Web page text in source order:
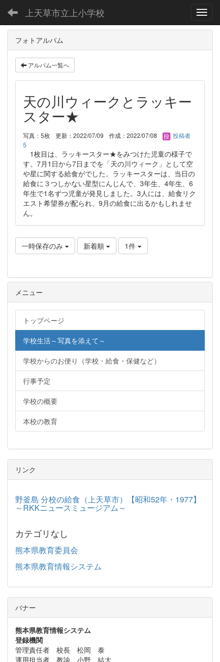
上天草市立上小学校
フォトアルバム
アルバム一覧へ
天の川ウィークとラッキー
スター★
写真：5枚 更新：2022/07/09 作成：2022/07/08
投稿者
5
1枚目は、ラッキースター★をみつけた児童の様子で
す。7月1日から7日までを「天の川ウィーク」として空
や星に関する給食がでした。ラッキースターは、当日の
給食に３つしかない星型にんじんで、3年生、4年生、6
年生で1名ずつ児童が発見しました。3人には、給食リク
エスト希望券が配られ、9月の給食に出るかもしれませ
ん。
一時保存のみ 新着順 1件
メニュー
トップページ
学校生活～写真を添えて～
学校からのお便り（学校・給食・保健など）
行事予定
学校の概要
本校の教育
リンク
野釜島 分校の給食（上天草市）【昭和52年・1977】
～RKKニュースミュージアム～
カテゴリなし
熊本県教育委員会
熊本県教育情報システム
バナー
熊本県教育情報システム
登録機関
管理責任者 校長 松岡 泰
運用担当者 教諭 小野 結大